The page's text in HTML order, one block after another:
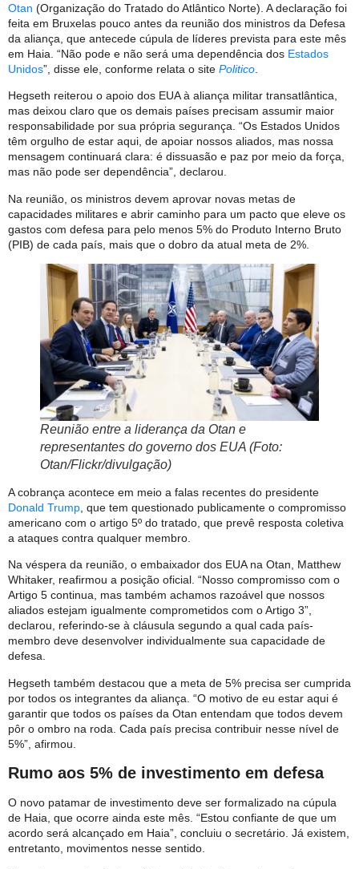
Otan (Organização do Tratado do Atlântico Norte). A declaração foi
feita em Bruxelas pouco antes da reunião dos ministros da Defesa
da aliança, que antecede cúpula de líderes prevista para este mês
em Haia. “Não pode e não será uma dependência dos Estados
Unidos”, disse ele, conforme relata o site Politico
Hegseth reiterou o apoio dos EUA à aliança militar transatlântica,
mas deixou claro que os demais países precisam assumir maior
responsabilidade por sua própria segurança. “Os Estados Unidos
têm orgulho de estar aqui, de apoiar nossos aliados, mas nossa
mensagem continuará clara: é dissuasão e paz por meio da força,
mas não pode ser dependência”, declarou.
Na reunião, os ministros devem aprovar novas metas de
capacidades militares e abrir caminho para um pacto que eleve os
gastos com defesa para pelo menos 5% do Produto Interno Bruto
(PIB) de cada país, mais que o dobro da atual meta de 2%.
Reunião entre a liderança da Otan e
representantes do governo dos EUA (Foto:
Otan/Flickr/divulgação)
A cobrança acontece em meio a falas recentes do presidente
Donald Trump , que tem questionado publicamente o compromisso
americano com o artigo 5º do tratado, que prevê resposta coletiva
a ataques contra qualquer membro.
Na véspera da reunião, o embaixador dos EUA na Otan, Matthew
Whitaker, reafirmou a posição oficial. “Nosso compromisso com o
Artigo 5 continua, mas também achamos razoável que nossos
aliados estejam igualmente comprometidos com o Artigo 3”,
declarou, referindo-se à cláusula segundo a qual cada país-
membro deve desenvolver individualmente sua capacidade de
defesa.
Hegseth também destacou que a meta de 5% precisa ser cumprida
por todos os integrantes da aliança. “O motivo de eu estar aqui é
garantir que todos os países da Otan entendam que todos devem
pôr o ombro na roda. Cada país precisa contribuir nesse nível de
5%”, afirmou.
Rumo aos 5% de investimento em defesa
O novo patamar de investimento deve ser formalizado na cúpula
de Haia, que ocorre ainda este mês. “Estou confiante de que um
acordo será alcançado em Haia”, concluiu o secretário. Já existem,
entretanto, movimentos nesse sentido.